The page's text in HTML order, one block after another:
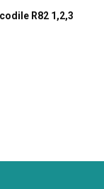
R82 1,2,3